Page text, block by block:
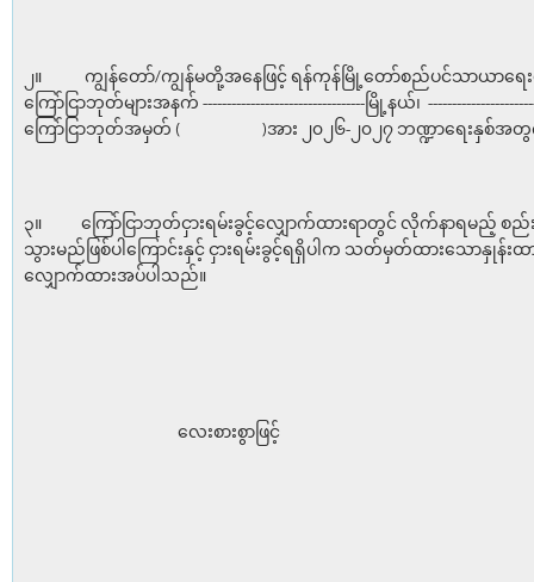
၂။ ကျွန်တော်/ကျွန်မတို့အနေဖြင့် ရန်ကုန်မြို့တော်စည်ပင်သာယာရေ
ကြော်ငြာဘုတ်များအနက် ----------------------------------မြို့နယ်၊
ကြော်ငြာဘုတ်အမှတ် ( )အား ၂၀၂၆-၂၀၂၇ ဘဏ္ဍာရေးနှစ်အတွ
၃။ ကြော်ငြာဘုတ်ငှားရမ်းခွင့်လျှောက်ထားရာတွင် လိုက်နာရမည့် စည်
သွားမည်ဖြစ်ပါကြောင်းနှင့် ငှားရမ်းခွင့်ရရှိပါက သတ်မှတ်ထားသောနှုန်း
လျှောက်ထားအပ်ပါသည်။
လေးစားစွာဖြင့်